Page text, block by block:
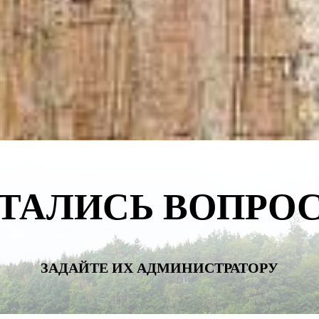
ЗАДАЙТЕ ИХ АДМИНИСТРАТОРУ